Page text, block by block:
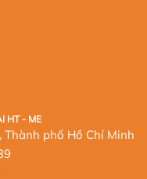
HT - ME
Thành phố Hồ Chí Minh